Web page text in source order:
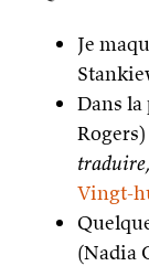
Je
Dans la
Vingt-
(Nadia